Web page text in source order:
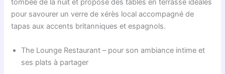
tombée de la nuit et propose des tables en terrasse idéales
pour savourer un verre de xérès local accompagné de
tapas aux accents britanniques et espagnols.
The Lounge Restaurant – pour son ambiance intime et
ses plats à partager